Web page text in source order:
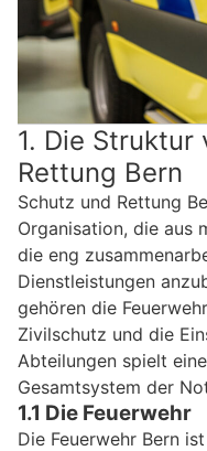
1. Die Struktur
Rettung Bern
Schutz und Rettung
Organisation, die aus
die eng
Dienstleistungen
gehören die
Zivilschutz und die
Abteilungen spielt
Gesamtsystem der
1.1 Die Feuerwehr
Die Feuerwehr Bern